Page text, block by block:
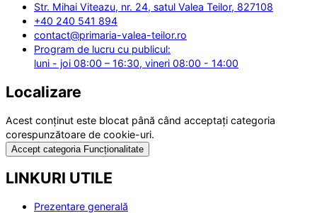
Str. Mihai Viteazu, nr. 24, satul Valea Teilor, 827108
+40 240 541 894
contact@primaria-valea-teilor.ro
Program de lucru cu publicul:
luni - joi 08:00 – 16:30, vineri 08:00 - 14:00
Localizare
Acest conținut este blocat până când acceptați categoria
corespunzătoare de cookie-uri.
Accept categoria Funcționalitate
LINKURI UTILE
Prezentare generală